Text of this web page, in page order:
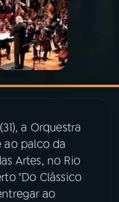
a Orquestra
ao palco da
Artes, no Rio
"Do Clássico
ao